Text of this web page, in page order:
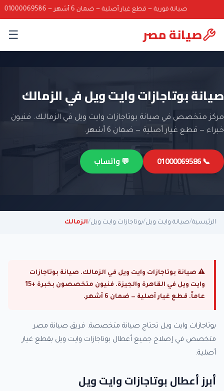
صيانة فورية — قطع غيار أصلية — ضمان 6 أشهر — 01000069586
صيانة مصر ☰
صيانة بوتاجازات وايت ويل في الزمالك
مركز متخصص في صيانة بوتاجازات وايت ويل في الزمالك. فنيون
خبراء — قطع غيار أصلية — ضمان 6 أشهر.
📞 01000069586 💬 واتساب
الرئيسية/صيانة وايت ويل/بوتاجازات وايت ويل/الزمالك
⚠ صيانة بوتاجازات وايت ويل في الزمالك. صيانة بوتاجازات
وايت ويل في القاهرة والجيزة. فنيون متخصصون بخبرة +15
عاماً. قطع غيار أصلية — ضمان 6 أشهر.
بوتاجازات وايت ويل تحتاج صيانة متخصصة. فريق صيانة مصر
متخصص في إصلاح جميع أعطال بوتاجازات وايت ويل بقطع غيار
أصلية.
أبرز أعطال بوتاجازات وايت ويل